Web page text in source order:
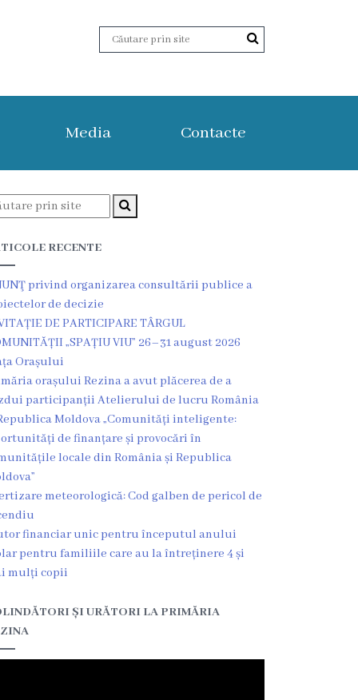
Media Contacte
RECENTE
privind organizarea consultării publice a
de decizie
DE PARTICIPARE TÂRGUL
„SPAȚIU VIU” 26–31 august 2026
Orașului
orașului Rezina a avut plăcerea de a
participanții Atelierului de lucru România
Moldova „Comunități inteligente:
de finanțare și provocări în
locale din România și Republica
meteorologică: Cod galben de pericol de
financiar unic pentru începutul anului
pentru familiile care au la întreținere 4 și
mulți copii
ȘI URĂTORI LA PRIMĂRIA